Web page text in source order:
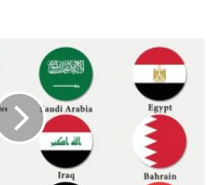
اسلامي
هېوادونو
لوري